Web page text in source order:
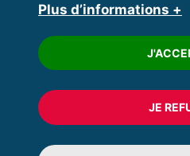
Plus d’informations +
JE
Trouver
© 2020 FFFORCE
Mentions